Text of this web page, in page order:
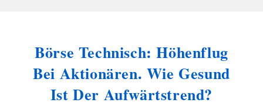
Börse Technisch: Höhenflug
Bei Aktionären. Wie Gesund
Ist Der Aufwärtstrend?